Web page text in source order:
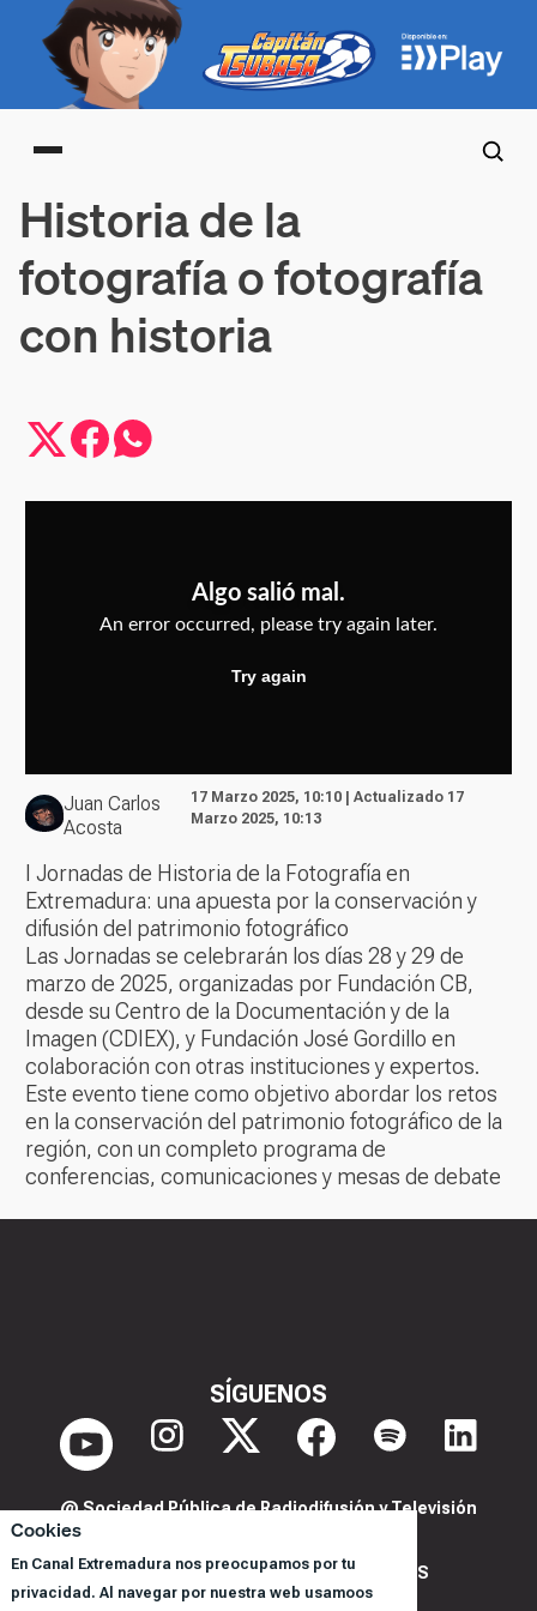
Cookies
En Canal Extremadura nos preocupamos por tu
privacidad. Al navegar por nuestra web usamoos
Main menu
Historia de la
fotografía o fotografía
con historia
Juan Carlos
Acosta
17 Marzo 2025, 10:10 | Actualizado 17
Marzo 2025, 10:13
I Jornadas de Historia de la Fotografía en
Extremadura: una apuesta por la conservación y
difusión del patrimonio fotográfico
Las Jornadas se celebrarán los días 28 y 29 de
marzo de 2025, organizadas por Fundación CB,
desde su Centro de la Documentación y de la
Imagen (CDIEX), y Fundación José Gordillo en
colaboración con otras instituciones y expertos.
Este evento tiene como objetivo abordar los retos
en la conservación del patrimonio fotográfico de la
región, con un completo programa de
conferencias, comunicaciones y mesas de debate
SÍGUENOS
@ Sociedad Pública de Radiodifusión y Televisión
POLITICA DE PRIVACIDAD Y COOKIES